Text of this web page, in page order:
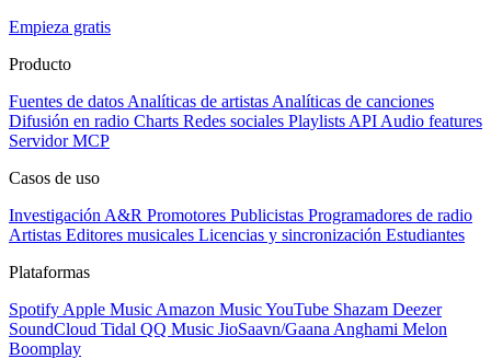
Empieza gratis
Producto
Fuentes de datos Analíticas de artistas Analíticas de canciones
Difusión en radio Charts Redes sociales Playlists API Audio features
Servidor MCP
Casos de uso
Investigación A&R Promotores Publicistas Programadores de radio
Artistas Editores musicales Licencias y sincronización Estudiantes
Plataformas
Spotify Apple Music Amazon MusicYouTube Shazam Deezer
SoundCloud Tidal QQ Music JioSaavn/Gaana Anghami Melon
Boomplay